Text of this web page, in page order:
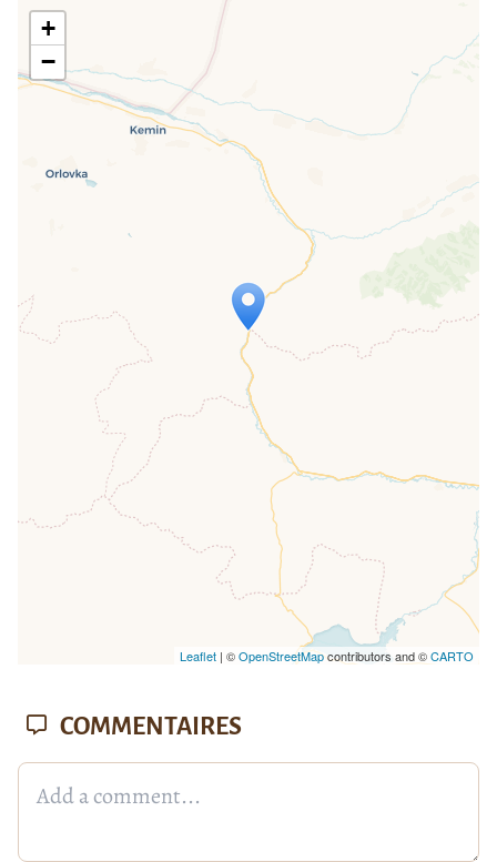
Travelers' Map is loading...
If you see this after your page is
loaded completely, leafletJS files are
missing.
+
−
Leaflet| ©OpenStreetMapcontributors and ©CARTO
COMMENTAIRES